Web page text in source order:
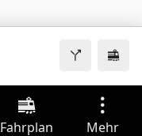
Fahrplan Mehr